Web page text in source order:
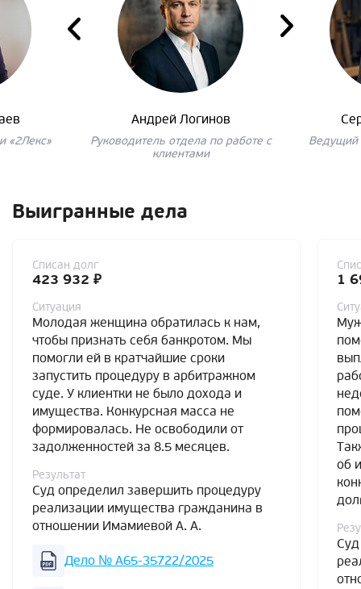
«2Лекс»
Андрей Логинов
Руководитель отдела по работе с
клиентами
Ведущий
Выигранные дела
Списан долг
423 932 ₽
Ситуация
Молодая женщина обратилась к нам,
чтобы признать себя банкротом. Мы
помогли ей в кратчайшие сроки
запустить процедуру в арбитражном
суде. У клиентки не было дохода и
имущества. Конкурсная масса не
формировалась. Не освободили от
задолженностей за 8.5 месяцев.
Результат
Суд определил завершить процедуру
реализации имущества гражданина в
отношении Имамиевой А. А.
Дело № А65-35722/2025
1
об